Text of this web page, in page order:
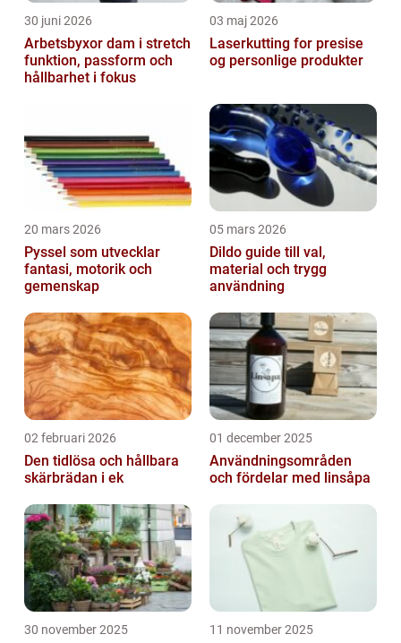
30 juni 2026
Arbetsbyxor dam i stretch
funktion, passform och
hållbarhet i fokus
03 maj 2026
Laserkutting for presise
og personlige produkter
20 mars 2026
Pyssel som utvecklar
fantasi, motorik och
gemenskap
05 mars 2026
Dildo guide till val,
material och trygg
användning
02 februari 2026
Den tidlösa och hållbara
skärbrädan i ek
01 december 2025
Användningsområden
och fördelar med linsåpa
30 november 2025 11 november 2025